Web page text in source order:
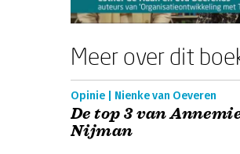
Meer over dit
Opinie | Nienke van Oeveren
De top 3 van
Nijman